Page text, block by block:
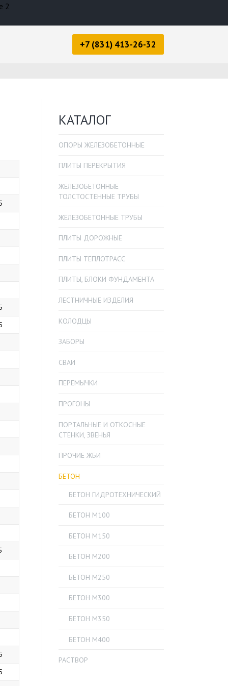
2
+7 (831) 413-26-32
КАТАЛОГ
ОПОРЫ ЖЕЛЕЗОБЕТОННЫЕ
ПЛИТЫ ПЕРЕКРЫТИЯ
ЖЕЛЕЗОБЕТОННЫЕ
ТОЛСТОСТЕННЫЕ ТРУБЫ
ЖЕЛЕЗОБЕТОННЫЕ ТРУБЫ
ПЛИТЫ ДОРОЖНЫЕ
ПЛИТЫ ТЕПЛОТРАСС
ПЛИТЫ, БЛОКИ ФУНДАМЕНТА
ЛЕСТНИЧНЫЕ ИЗДЕЛИЯ
КОЛОДЦЫ
ЗАБОРЫ
СВАИ
ПЕРЕМЫЧКИ
ПРОГОНЫ
ПОРТАЛЬНЫЕ И ОТКОСНЫЕ
СТЕНКИ, ЗВЕНЬЯ
ПРОЧИЕ ЖБИ
БЕТОН
БЕТОН ГИДРОТЕХНИЧЕСКИЙ
БЕТОН М100
БЕТОН М150
БЕТОН М200
БЕТОН М250
БЕТОН М300
БЕТОН М350
БЕТОН М400
РАСТВОР